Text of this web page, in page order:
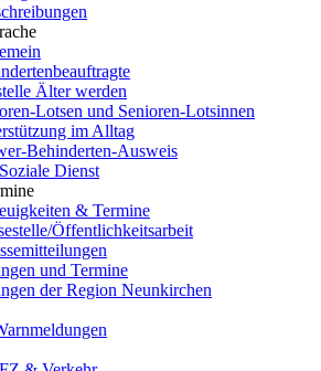
Älter werden
Lotsen und Senioren-Lotsinnen
im Alltag
Behinderten-Ausweis
Dienst
& Termine
Öffentlichkeitsarbeit
und Termine
der Region Neunkirchen